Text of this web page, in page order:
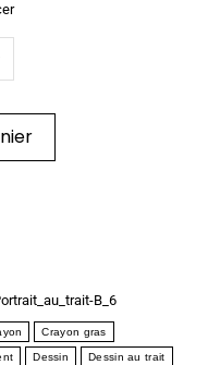
B_6
Crayon gras
Dessin Dessin au trait